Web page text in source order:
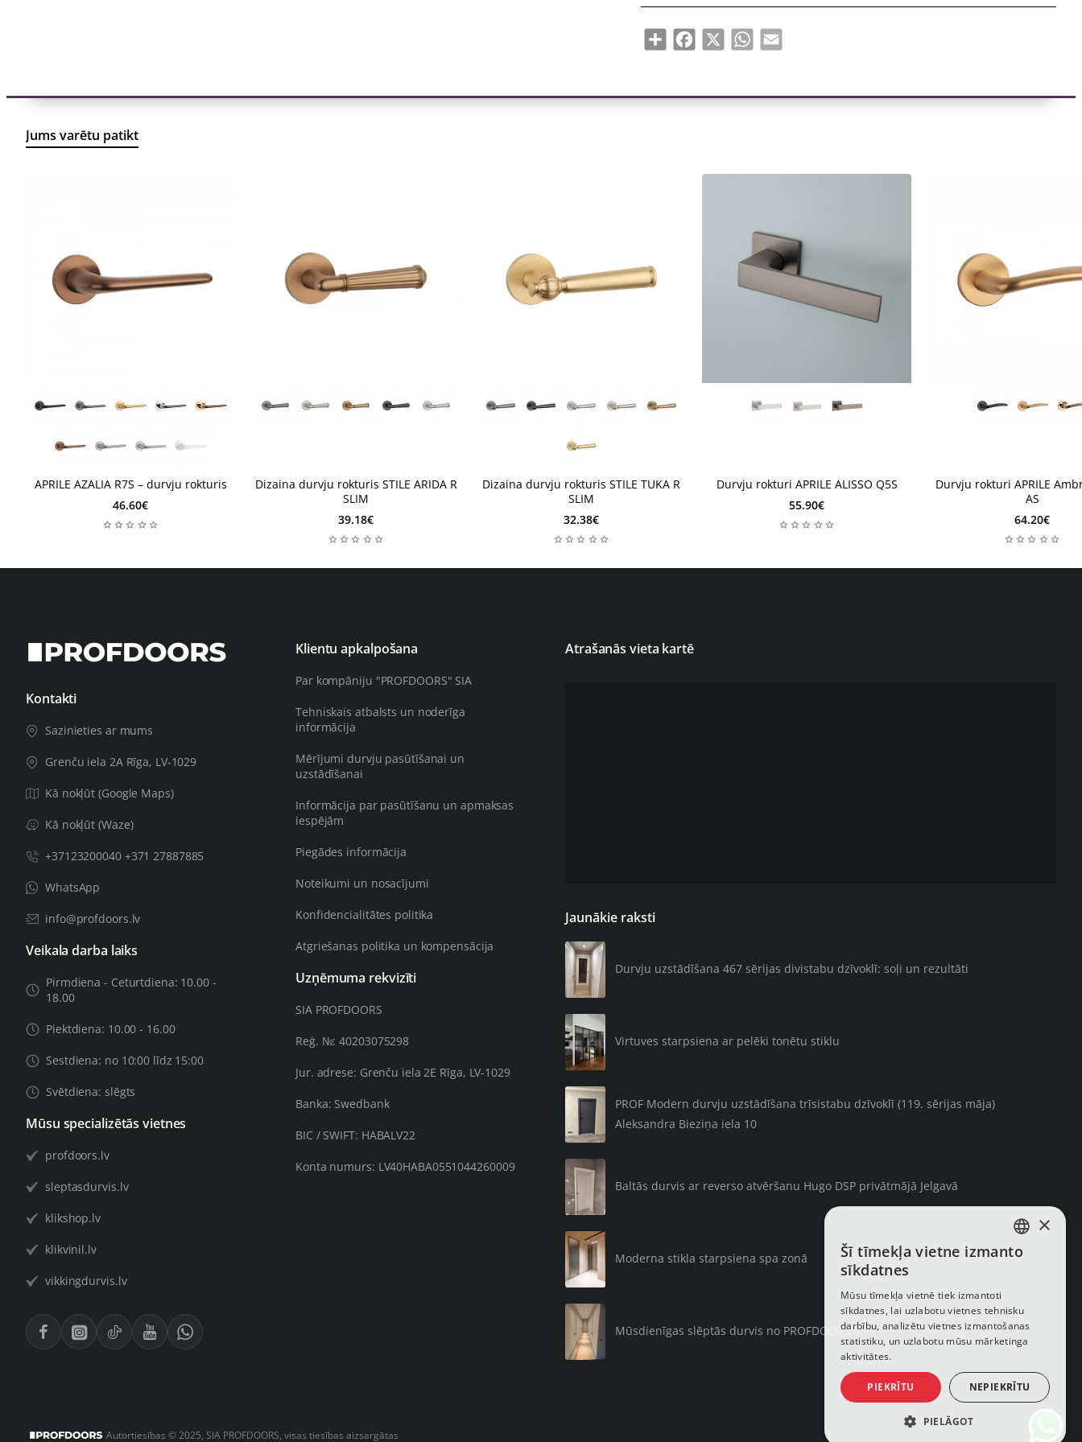
ShareFacebook
X WhatsApp
Email
Jums varētu patikt
2-3 dienas
2-3 dienas
APRILE AZALIA R7S – durvju rokturis
46.60€
Jauns
2-4 nedēļas
2-4 nedēļas
Dizaina durvju rokturis STILE ARIDA R
SLIM
39.18€
Jauns
2-4 nedēļas
2-4 nedēļas
Dizaina durvju rokturis STILE TUKA R
SLIM
32.38€
2-4 nedēļas
2-4 nedēļas
Durvju rokturi APRILE ALISSO Q5S
55.90€
2-4 nedēļas
2-4 nedēļas
Durvju rokturi APRILE
AS
64.20€
Kontakti
Sazinieties ar mums
Grenču iela 2A Rīga, LV-1029
Kā nokļūt (Google Maps)
Kā nokļūt (Waze)
+37123200040 +371 27887885
WhatsApp
info@profdoors.lv
Veikala darba laiks
Pirmdiena - Ceturtdiena: 10.00 -
18.00
Piektdiena: 10.00 - 16.00
Sestdiena: no 10:00 līdz 15:00
Svētdiena: slēgts
Mūsu specializētās vietnes
profdoors.lv
sleptasdurvis.lv
klikshop.lv
klikvinil.lv
vikkingdurvis.lv
Klientu apkalpošana
Par kompāniju "PROFDOORS" SIA
Tehniskais atbalsts un noderīga
informācija
Mērījumi durvju pasūtīšanai un
uzstādīšanai
Informācija par pasūtīšanu un apmaksas
iespējām
Piegādes informācija
Noteikumi un nosacījumi
Konfidencialitātes politika
Atgriešanas politika un kompensācija
Uzņēmuma rekvizīti
SIA PROFDOORS
Reģ. №: 40203075298
Jur. adrese: Grenču iela 2E Rīga, LV-1029
Banka: Swedbank
BIC / SWIFT: HABALV22
Konta numurs: LV40HABA0551044260009
Atrašanās vieta kartē
Jaunākie raksti
Durvju uzstādīšana 467 sērijas divistabu dzīvoklī: soļi un rezultāti
Virtuves starpsiena ar pelēki tonētu stiklu
PROF Modern durvju uzstādīšana trīsistabu dzīvoklī (119. sērijas māja)
Aleksandra Bieziņa iela 10
Baltās durvis ar reverso atvēršanu Hugo DSP privātmājā Jelgavā
Moderna stikla starpsiena spa zonā
Mūsdienīgas slēptās durvis no PROFDOORS
Autortiesības © 2025, SIA PROFDOORS, visas tiesības aizsargātas
LATVIAN
ENGLISH
×
Šī tīmekļa vietne izmanto
sīkdatnes
Mūsu tīmekļa vietnē tiek izmantoti
sīkdatnes, lai uzlabotu vietnes tehnisku
darbību, analizētu vietnes izmantošanas
statistiku, un uzlabotu mūsu mārketinga
aktivitātes.
PIEKRĪTU NEPIEKRĪTU
PIELĀGOT